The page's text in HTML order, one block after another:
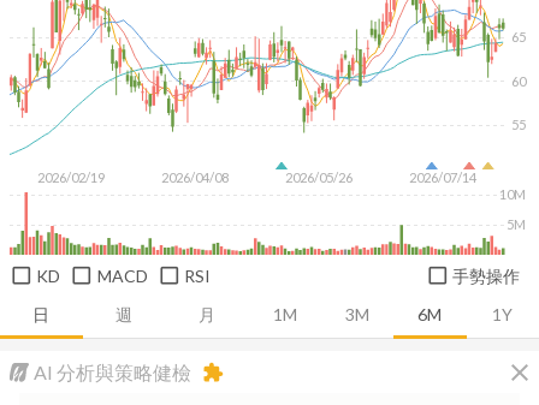
日 週 月 1M 3M 6M 1Y
2026/02/19 2026/04/08 2026/05/26 2026/07/14
55
60
65
5M
10M
KD MACD RSI 手勢操作
AI 分析與策略健檢 close
extension